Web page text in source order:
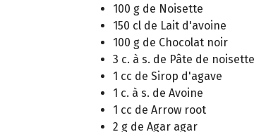
100 g de Noisette
150 cl de Lait d'avoine
100 g de Chocolat noir
3 c. à s. de Pâte de noisette
1 cc de Sirop d'agave
1 c. à s. de Avoine
1 cc de Arrow root
2 g de Agar agar